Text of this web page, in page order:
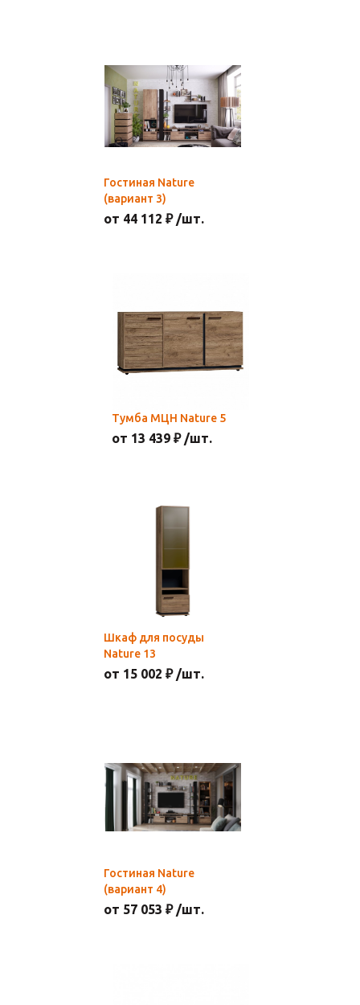
Гостиная Nature
(вариант 3)
от 44 112 ₽ /шт.
Тумба МЦН Nature 5
от 13 439 ₽ /шт.
Шкаф для посуды
Nature 13
от 15 002 ₽ /шт.
Гостиная Nature
(вариант 4)
от 57 053 ₽ /шт.